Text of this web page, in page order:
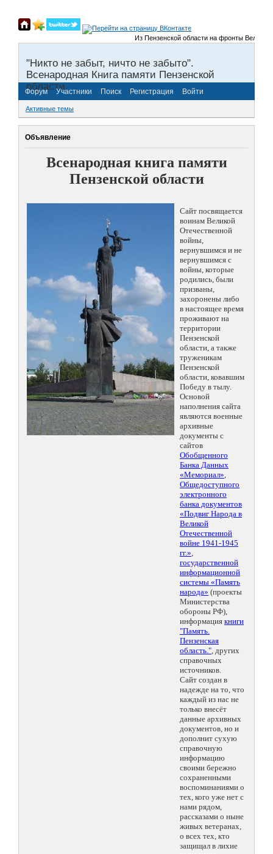
Из Пензенской области на фронты Великой
"Никто не забыт, ничто не забыто".
Всенародная Книга памяти Пензенской
области.
Форум Участники Поиск Регистрация Войти
Активные темы
Объявление
Всенародная книга памяти
Пензенской области
Сайт посвящается
воинам Великой
Отечественной
войны,
вернувшимся и не
вернувшимся с
войны, которые
родились, были
призваны,
захоронены либо
в настоящее время
проживают на
территории
Пензенской
области, а также
труженикам
Пензенской
области, ковавшим
Победу в тылу.
Основой
наполнения сайта
являются военные
архивные
документы с
сайтов
Обобщенного
Банка Данных
«Мемориал»,
Общедоступного
электронного
банка документов
«Подвиг Народа в
Великой
Отечественной
войне 1941-1945
гг.»,
государственной
информационной
системы «Память
народа» (проекты
Министерства
обороны РФ),
информация книги
"Память.
Пензенская
область.", других
справочных
источников.
Сайт создан в
надежде на то, что
каждый из нас не
только внесёт
данные архивных
документов, но и
дополнит сухую
справочную
информацию
своими бережно
сохраненными
воспоминаниями о
тех, кого уже нет с
нами рядом,
рассказами о ныне
живых ветеранах,
о всех тех, кто
защищал в лихие